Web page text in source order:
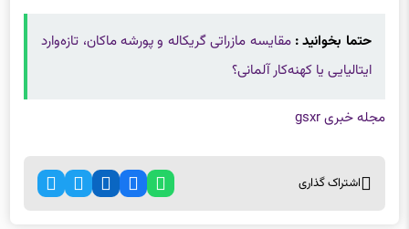
حتما بخوانید :مقایسه مازراتی گریکاله و پورشه ماکان، تازه‌وارد
ایتالیایی یا کهنه‌کار آلمانی؟
مجله خبری gsxr
اشتراک گذاری